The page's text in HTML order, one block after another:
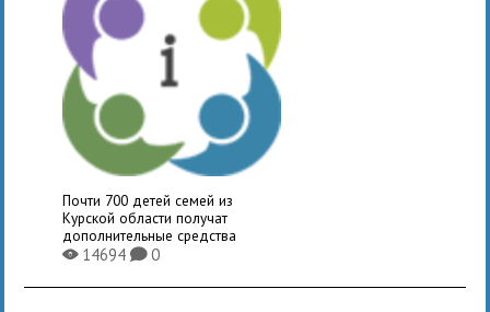
Почти 700 детей семей из
Курской области получат
дополнительные средства
X14694K0